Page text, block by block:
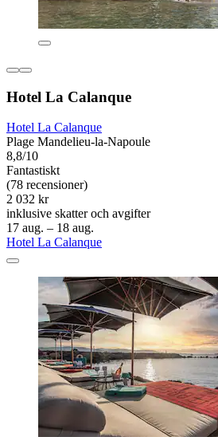
Hotel La Calanque
Hotel La Calanque
Plage Mandelieu-la-Napoule
8,8/10
Fantastiskt
(78 recensioner)
2 032 kr
inklusive skatter och avgifter
17 aug. – 18 aug.
Hotel La Calanque